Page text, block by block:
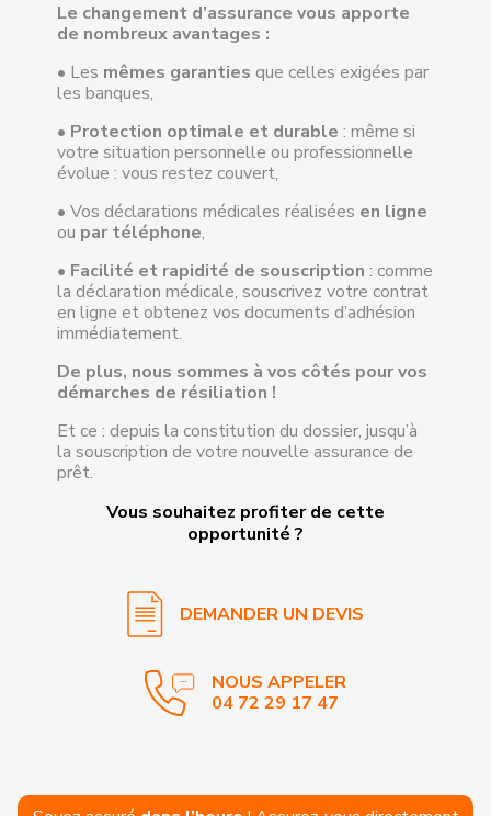
Le changement d’assurance vous apporte
de nombreux avantages :
• Les mêmes garanties que celles exigées par
les banques,
• Protection optimale et durable : même si
votre situation personnelle ou professionnelle
évolue : vous restez couvert,
• Vos déclarations médicales réalisées en ligne
ou par téléphone,
• Facilité et rapidité de souscription : comme
la déclaration médicale, souscrivez votre contrat
en ligne et obtenez vos documents d’adhésion
immédiatement.
De plus, nous sommes à vos côtés pour vos
démarches de résiliation !
Et ce : depuis la constitution du dossier, jusqu’à
la souscription de votre nouvelle assurance de
prêt.
Vous souhaitez profiter de cette
opportunité ?
DEMANDER UN DEVIS
NOUS APPELER
04 72 29 17 47
Demande de rappel
CONSEILLER VOUS RAPPELLE
SOUS 24H POUR PRENDRE
RENDEZ-VOUS AVEC VOUS !
Nom
Téléphone
*
recontacté par
Axantis
Assurances